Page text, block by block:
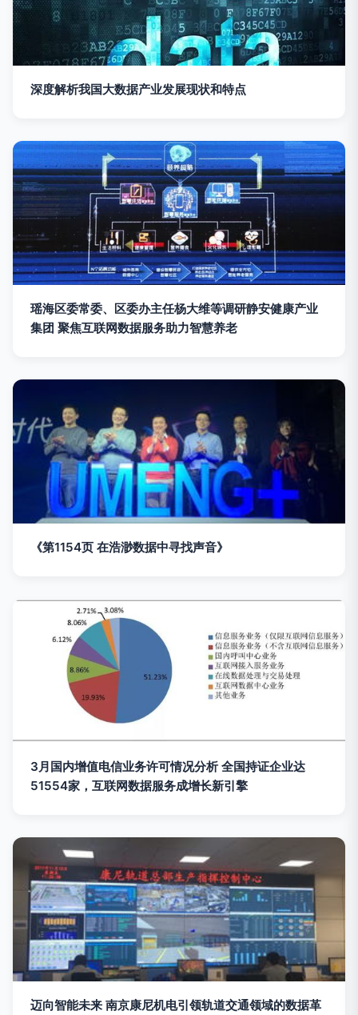
深度解析我国大数据产业发展现状和特点
瑶海区委常委、区委办主任杨大维等调研静安健康产业
集团 聚焦互联网数据服务助力智慧养老
《第1154页 在浩渺数据中寻找声音》
3月国内增值电信业务许可情况分析 全国持证企业达
51554家，互联网数据服务成增长新引擎
迈向智能未来 南京康尼机电引领轨道交通领域的数据革